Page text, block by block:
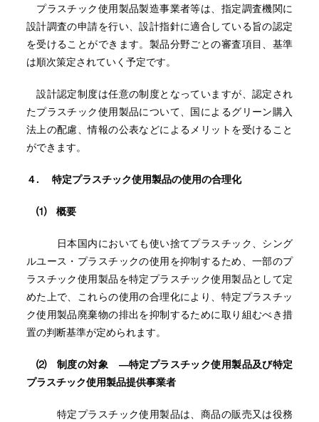
プラスチック使用製品製造事業者等は、指定調査機関に
設計調査の申請を行い、設計指針に適合している旨の認定
を受けることができます。製品分野ごとの審査項目、基準
は順次策定されていく予定です。
設計認定制度は任意の制度となっていますが、認定され
たプラスチック使用製品について、国によるグリーン購入
法上の配慮、情報の公表などによるメリットを受けること
ができます。
４. 特定プラスチック使用製品の使用の合理化
⑴ 概要
日本国内においても使い捨てプラスチック、シング
ルユース・プラスチックの使用を抑制するため、一部のプ
ラスチック使用製品を特定プラスチック使用製品として定
めた上で、これらの使用の合理化により、特定プラスチッ
ク使用製品廃棄物の排出を抑制するために取り組むべき措
置の判断基準が定められます。
⑵ 制度の対象 ―特定プラスチック使用製品及び特定
プラスチック使用製品提供事業者
特定プラスチック使用製品は、商品の販売又は役務